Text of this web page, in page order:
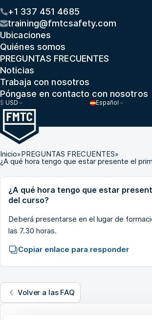
+1 337 451 4685
training@fmtcsafety.com
Ubicaciones
Quiénes somos
PREGUNTAS FRECUENTES
Noticias
Trabaja con nosotros
Póngase en contacto con nosotros
$ USD Español
Inicio»PREGUNTAS FRECUENTES»
¿A qué hora tengo que estar presente el
¿A qué hora tengo que estar
del curso?
Deberá presentarse en el lugar de
las 7.30 horas.
Copiar enlace para responder
Volver a las FAQ